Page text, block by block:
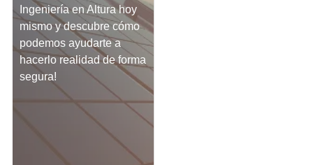
Ingeniería en Altura hoy
mismo y descubre cómo
podemos ayudarte a
hacerlo realidad de forma
segura!